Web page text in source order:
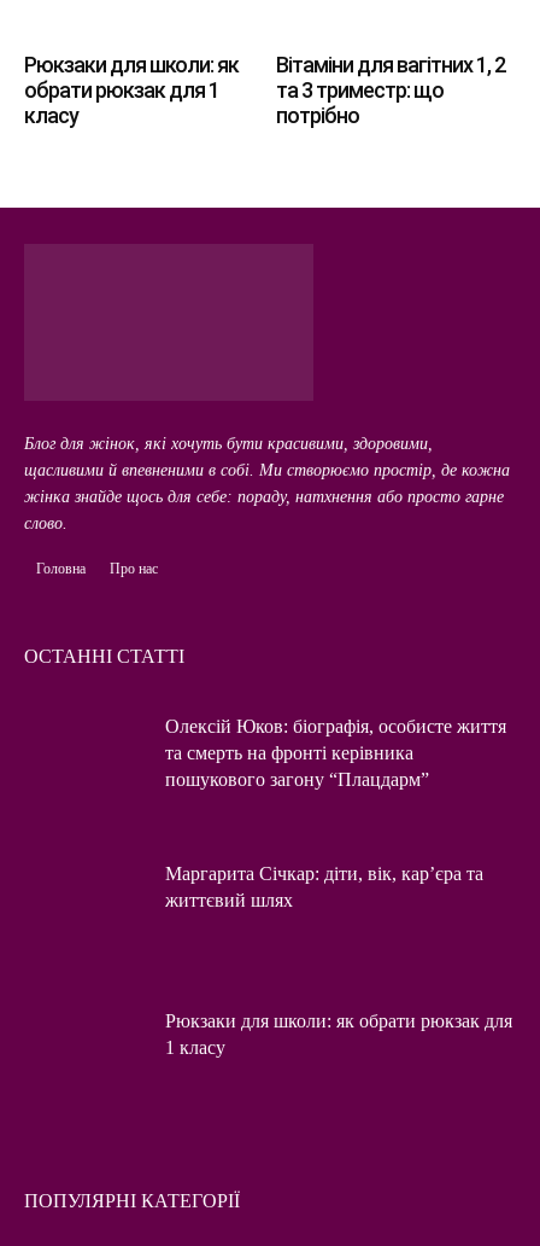
Рюкзаки для школи: як
обрати рюкзак для 1
класу
Вітаміни для вагітних 1, 2
та 3 триместр: що
потрібно
Блог для жінок, які хочуть бути красивими, здоровими,
щасливими й впевненими в собі. Ми створюємо простір, де кожна
жінка знайде щось для себе: пораду, натхнення або просто гарне
слово.
Головна Про нас
ОСТАННІ СТАТТІ
Олексій Юков: біографія, особисте життя
та смерть на фронті керівника
пошукового загону “Плацдарм”
Маргарита Січкар: діти, вік, кар’єра та
життєвий шлях
Рюкзаки для школи: як обрати рюкзак для
1 класу
ПОПУЛЯРНІ КАТЕГОРІЇ